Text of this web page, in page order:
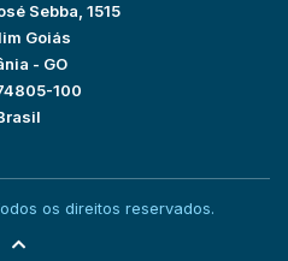
Sebba, 1515
Goiás
- GO
100
os direitos reservados.